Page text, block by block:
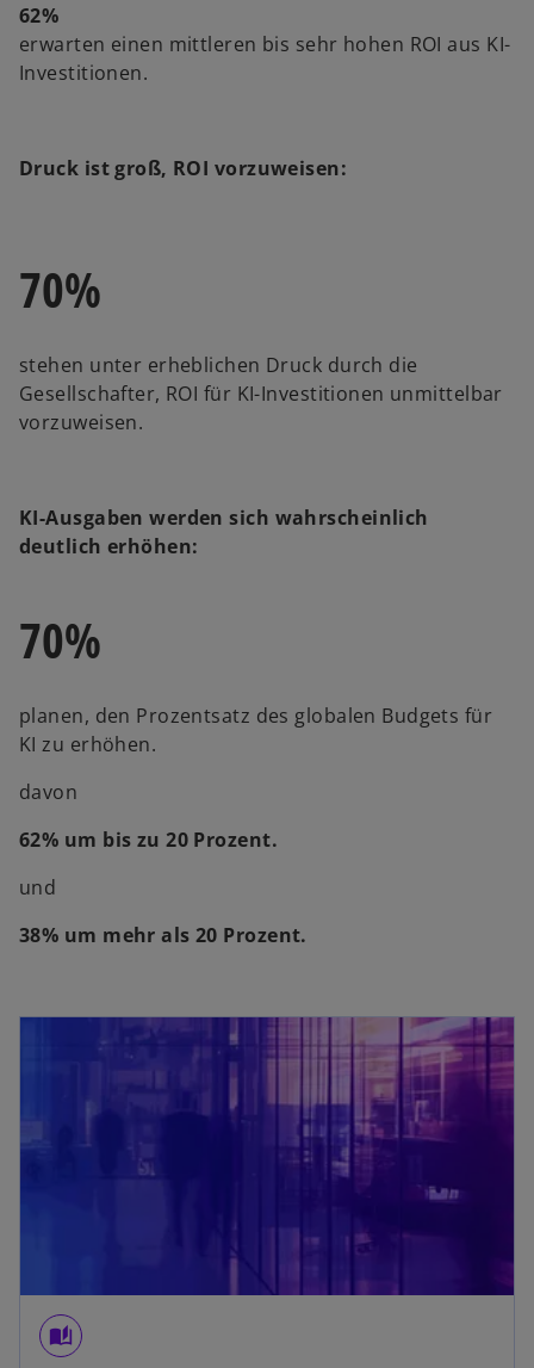
62%
erwarten einen mittleren bis sehr hohen ROI aus KI-
Investitionen.
Druck ist groß, ROI vorzuweisen:
70%
stehen unter erheblichen Druck durch die
Gesellschafter, ROI für KI-Investitionen unmittelbar
vorzuweisen.
KI-Ausgaben werden sich wahrscheinlich
deutlich erhöhen:
70%
planen, den Prozentsatz des globalen Budgets für
KI zu erhöhen.
davon
62% um bis zu 20 Prozent.
und
38% um mehr als 20 Prozent.
auto_stories
opens in a new tab